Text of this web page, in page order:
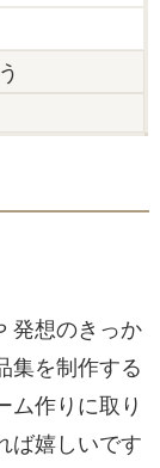
発想のきっか
集を制作する
ム作りに取り
ば嬉しいです